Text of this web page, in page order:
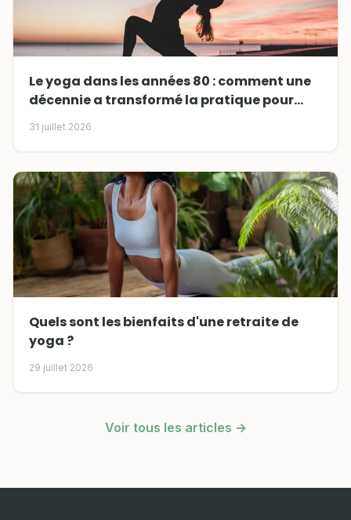
Le yoga dans les années 80 : comment une
décennie a transformé la pratique pour
toujours
31 juillet 2026
Quels sont les bienfaits d'une retraite de
yoga ?
29 juillet 2026
Voir tous les articles →